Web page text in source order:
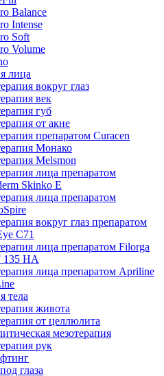
Balance
Intense
Soft
Volume
лица
вокруг глаз
век
губ
от акне
препаратом Curacen
Монако
Melsmon
лица препаратом
Skinko E
лица препаратом
вокруг глаз препаратом
С71
лица препаратом Filorga
135 HA
лица препаратом Apriline
тела
живота
от целлюлита
мезотерапия
рук
глаза